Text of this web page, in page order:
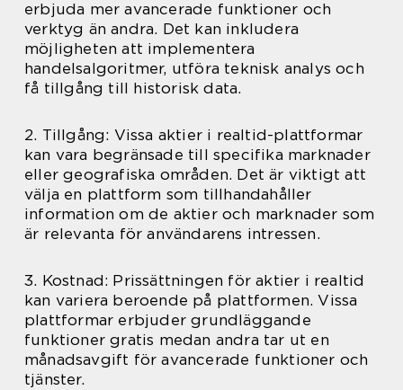
erbjuda mer avancerade funktioner och
verktyg än andra. Det kan inkludera
möjligheten att implementera
handelsalgoritmer, utföra teknisk analys och
få tillgång till historisk data.
2. Tillgång: Vissa aktier i realtid-plattformar
kan vara begränsade till specifika marknader
eller geografiska områden. Det är viktigt att
välja en plattform som tillhandahåller
information om de aktier och marknader som
är relevanta för användarens intressen.
3. Kostnad: Prissättningen för aktier i realtid
kan variera beroende på plattformen. Vissa
plattformar erbjuder grundläggande
funktioner gratis medan andra tar ut en
månadsavgift för avancerade funktioner och
tjänster.